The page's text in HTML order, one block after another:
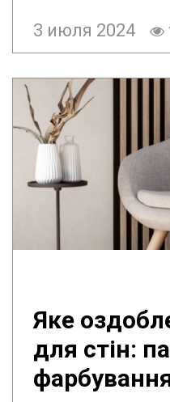
3 июля 2024
Яке
для стін: